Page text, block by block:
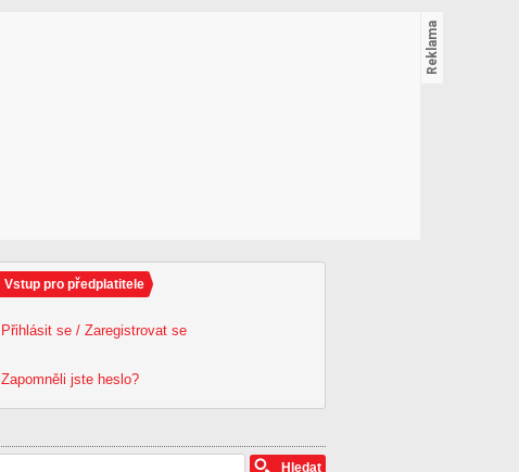
Vstup pro předplatitele
Přihlásit se / Zaregistrovat se
Zapomněli jste heslo?